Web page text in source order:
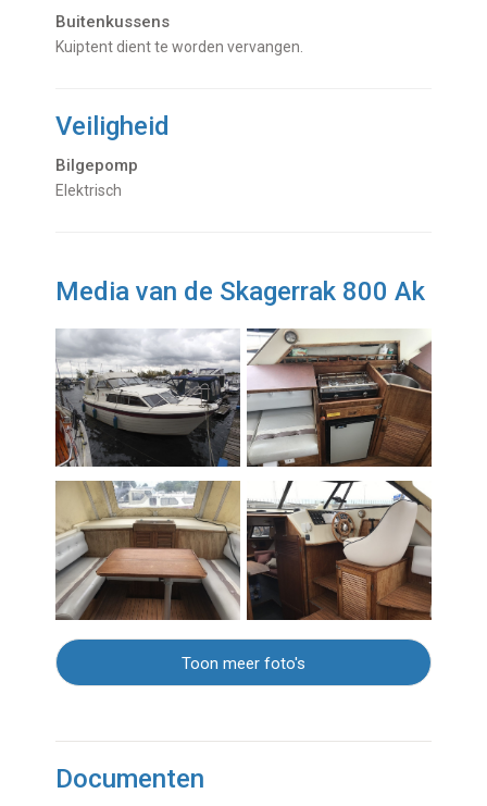
Buitenkussens
Kuiptent dient te worden vervangen.
Veiligheid
Bilgepomp
Elektrisch
Media van de Skagerrak 800 Ak
Toon meer foto's
Documenten